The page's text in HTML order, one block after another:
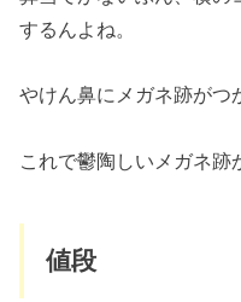
するんよね。
やけん鼻にメガネ跡がつ
これで鬱陶しいメガネ跡
値段